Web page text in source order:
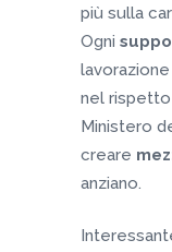
più sulla
Ogni
nel
Ministero
creare
anziano.